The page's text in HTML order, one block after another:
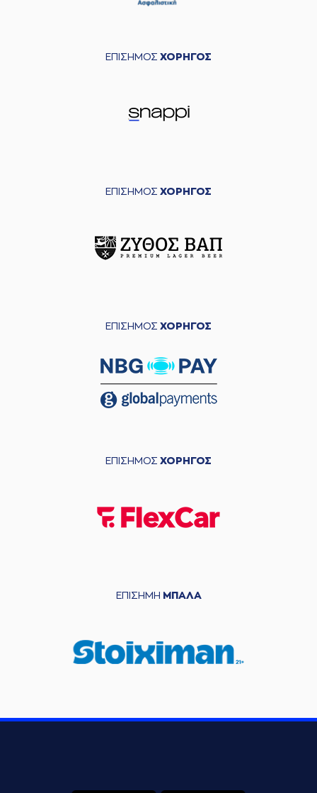
ΕΠΙΣΗΜΟΣ ΧΟΡΗΓΟΣ
ΕΠΙΣΗΜΟΣ ΧΟΡΗΓΟΣ
ΕΠΙΣΗΜΟΣ ΧΟΡΗΓΟΣ
ΕΠΙΣΗΜΟΣ ΧΟΡΗΓΟΣ
ΕΠΙΣΗΜΗ ΜΠΑΛΑ